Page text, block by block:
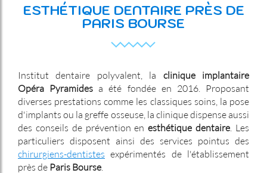
ESTHÉTIQUE DENTAIRE PRÈS DE
PARIS BOURSE
Institut dentaire polyvalent, la clinique implantaire
Opéra Pyramides a été fondée en 2016. Proposant
diverses prestations comme les classiques soins, la pose
d'implants ou la greffe osseuse, la clinique dispense aussi
des conseils de prévention enesthétique dentaire . Les
particuliers disposent ainsi des services pointus des
chirurgiens-dentistes expérimentés de l'établissement
près de Paris Bourse